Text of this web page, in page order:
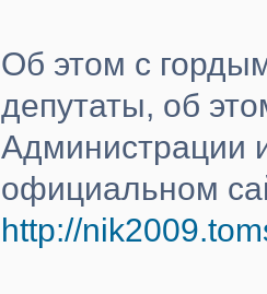
Об этом с
депутаты, об
Администрации
официальном
http://